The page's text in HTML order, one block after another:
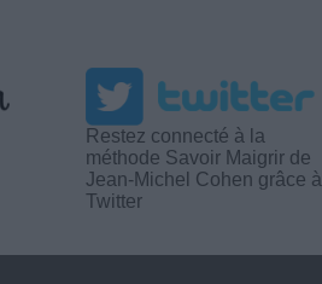
Restez connecté à la
méthode Savoir Maigrir de
Jean-Michel Cohen grâce à
Twitter